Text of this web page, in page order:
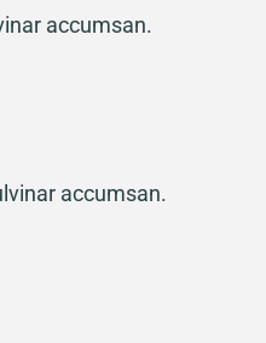
accumsan.
accumsan.